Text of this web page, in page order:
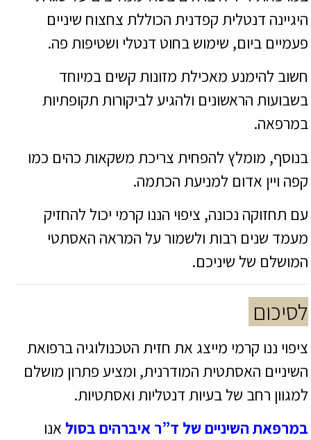
היגיינה דנטלית קפדנית הכוללת צחצוח שיניים
פעמיים ביום, שימוש בחוט דנטלי ושטיפות פה.
חשוב להימנע מאכילת מזונות קשים במיוחד
בשבועות הראשונים ולהגיע לביקורות תקופתיות
במרפאה.
בנוסף, מומלץ להפחית צריכת משקאות כהים כמו
קפה ויין אדום למניעת הכתמה.
עם תחזוקה נכונה, ציפוי הננו קרמי יכול להחזיק
מעמד שנים רבות ולשמור על המראה האסתטי
המושלם של שיניכם.
לסיכום
ציפוי ננו קרמי מייצג את חזית הטכנולוגיה ברפואת
השיניים האסתטית המודרנית, ומציע פתרון מושלם
למגוון רחב של בעיות דנטליות ואסתטיות.
במרפאת השיניים של ד”ר איברהים בסול אנו